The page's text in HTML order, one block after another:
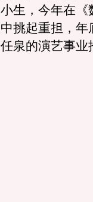
生，今年在《
挑起重担，
泉的演艺事业